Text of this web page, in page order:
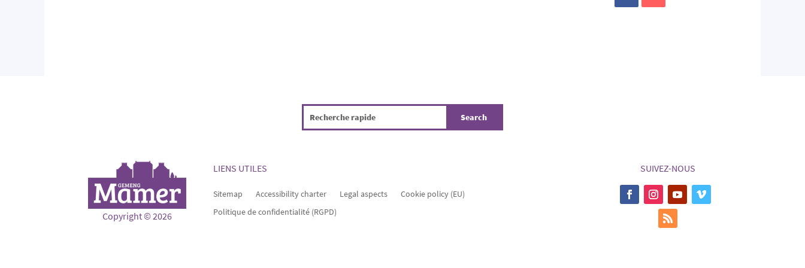
Copyright © 2026
LIENS UTILES
Sitemap Accessibility charter Legal aspects
Cookie policy (EU)
Politique de confidentialité (RGPD)
SUIVEZ-NOUS